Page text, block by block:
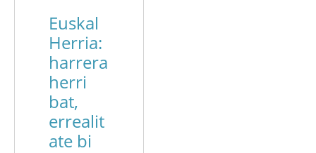
Euskal
Herria:
harrera
herri
bat,
errealit
ate bi